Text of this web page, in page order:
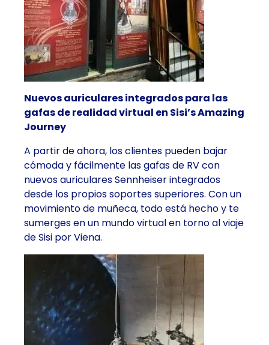
Nuevos auriculares integrados para las
gafas de realidad virtual en Sisi’s Amazing
Journey
A partir de ahora, los clientes pueden bajar
cómoda y fácilmente las gafas de RV con
nuevos auriculares Sennheiser integrados
desde los propios soportes superiores. Con un
movimiento de muñeca, todo está hecho y te
sumerges en un mundo virtual en torno al viaje
de Sisi por Viena.